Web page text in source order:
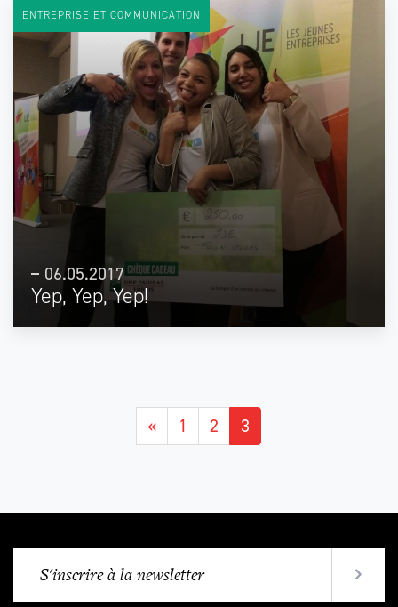
ENTREPRISE ET COMMUNICATION
Yep, Yep, Yep!
06.05.2017
« 1 2 3